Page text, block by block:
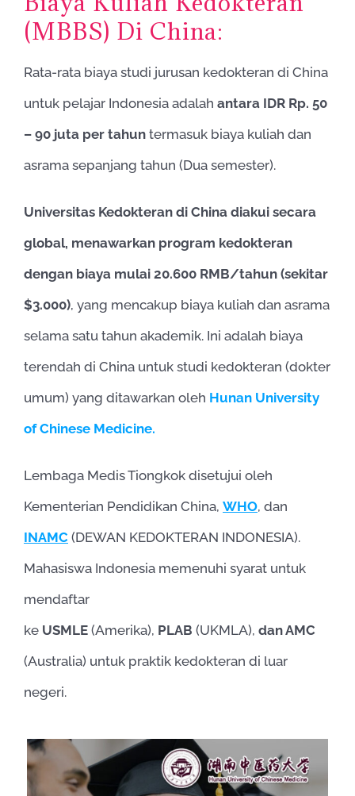
(MBBS) Di China:
Rata-rata biaya studi jurusan kedokteran di China
untuk pelajar Indonesia adalah antara IDR Rp. 50
– 90 juta per tahun termasuk biaya kuliah dan
asrama sepanjang tahun (Dua semester).
Universitas Kedokteran di China diakui secara
global, menawarkan program kedokteran
dengan biaya mulai 20.600 RMB/tahun (sekitar
$3.000), yang mencakup biaya kuliah dan asrama
selama satu tahun akademik. Ini adalah biaya
terendah di China untuk studi kedokteran (dokter
umum) yang ditawarkan oleh Hunan University
of Chinese Medicine.
Lembaga Medis Tiongkok disetujui oleh
Kementerian Pendidikan China, WHO, dan
INAMC (DEWAN KEDOKTERAN INDONESIA).
Mahasiswa Indonesia memenuhi syarat untuk
mendaftar
ke USMLE (Amerika), PLAB (UKMLA), dan AMC
(Australia) untuk praktik kedokteran di luar
negeri.